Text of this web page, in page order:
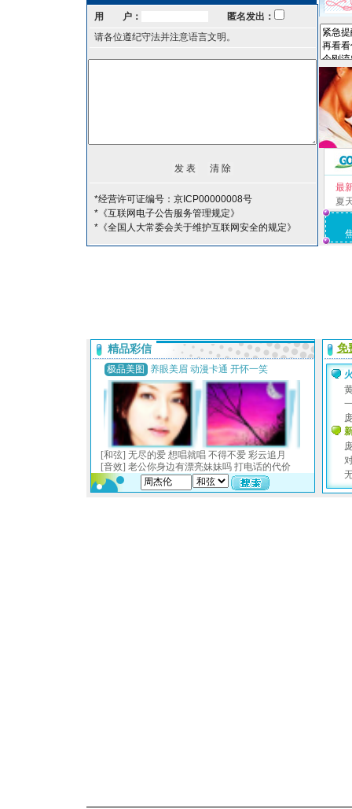
用 户：
匿名发出：
请各位遵纪守法并注意语言文明。
*经营许可证编号：京ICP00000008号
*《互联网电子公告服务管理规定》
*《全国人大常委会关于维护互联网安全的规定》
最
夏